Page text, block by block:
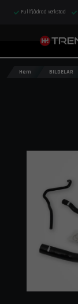
Fullfjädrad verkstad
Hem BILDELAR